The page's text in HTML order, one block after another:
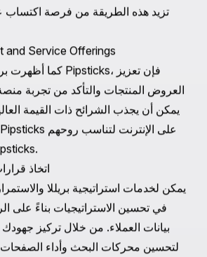
يسمح الانخراط في العملاء ذوي
التغذية الراجعة لك بتوقع احتياجاتهم
يساعد فقط في تحسين خدماتك ولكنه
يظهر أنك تقدر مدخلاتهم.
تنمية قاعدة
بجانب الاحتفاظ بالعملاء ذوي القيمة
توسيع هذه الشريحة محوريًا لنمو الأعمال.
تعد إحدى الاستراتيجيات الفعالة هي
ذوي القيمة العالية لاستهداف
خلال الجماهير الشبيهة على منصات
تزيد هذه الطريقة من فرصة اكتساب